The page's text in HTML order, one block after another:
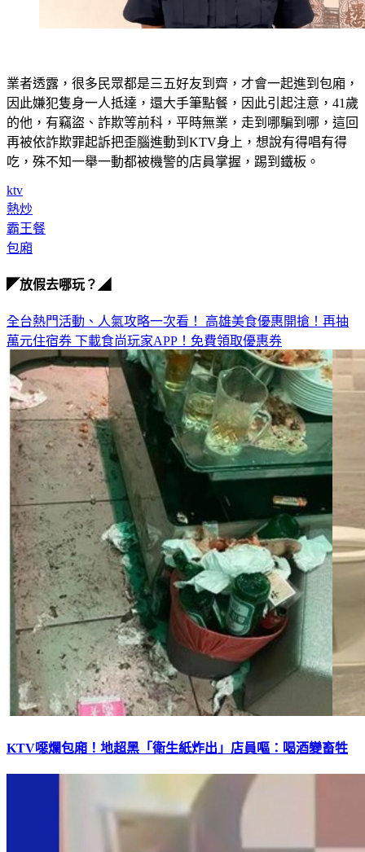
業者透露，很多民眾都是三五好友到齊，才會一起進到包廂，
因此嫌犯隻身一人抵達，還大手筆點餐，因此引起注意，41歲
的他，有竊盜、詐欺等前科，平時無業，走到哪騙到哪，這回
再被依詐欺罪起訴把歪腦進動到KTV身上，想說有得唱有得
吃，殊不知一舉一動都被機警的店員掌握，踢到鐵板。
ktv
熱炒
霸王餐
包廂
◤放假去哪玩？◢
全台熱門活動、人氣攻略一次看！ 高雄美食優惠開搶！再抽
萬元住宿券 下載食尚玩家APP！免費領取優惠券
KTV噁爛包廂！地超黑「衛生紙炸出」店員嘔：喝酒變畜牲